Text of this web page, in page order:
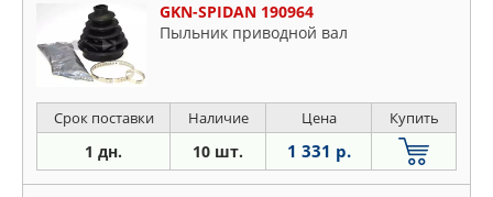
GKN-SPIDAN 190964
Пыльник приводной вал
Срок поставки Наличие Цена Купить
1 дн. 10 шт. 1 331 р.